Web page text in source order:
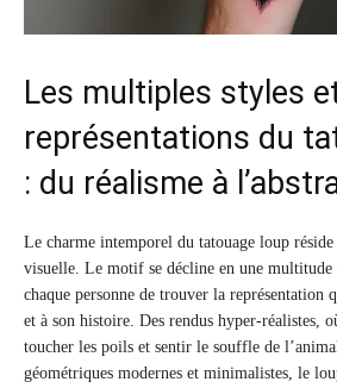
Les multiples styles
représentations du
: du réalisme à
Le charme intemporel du tatouage loup réside
visuelle. Le motif se décline en une multitude
chaque personne de trouver la représentation
et à son histoire. Des rendus hyper-réalistes,
toucher les poils et sentir le souffle de
géométriques modernes et minimalistes, le